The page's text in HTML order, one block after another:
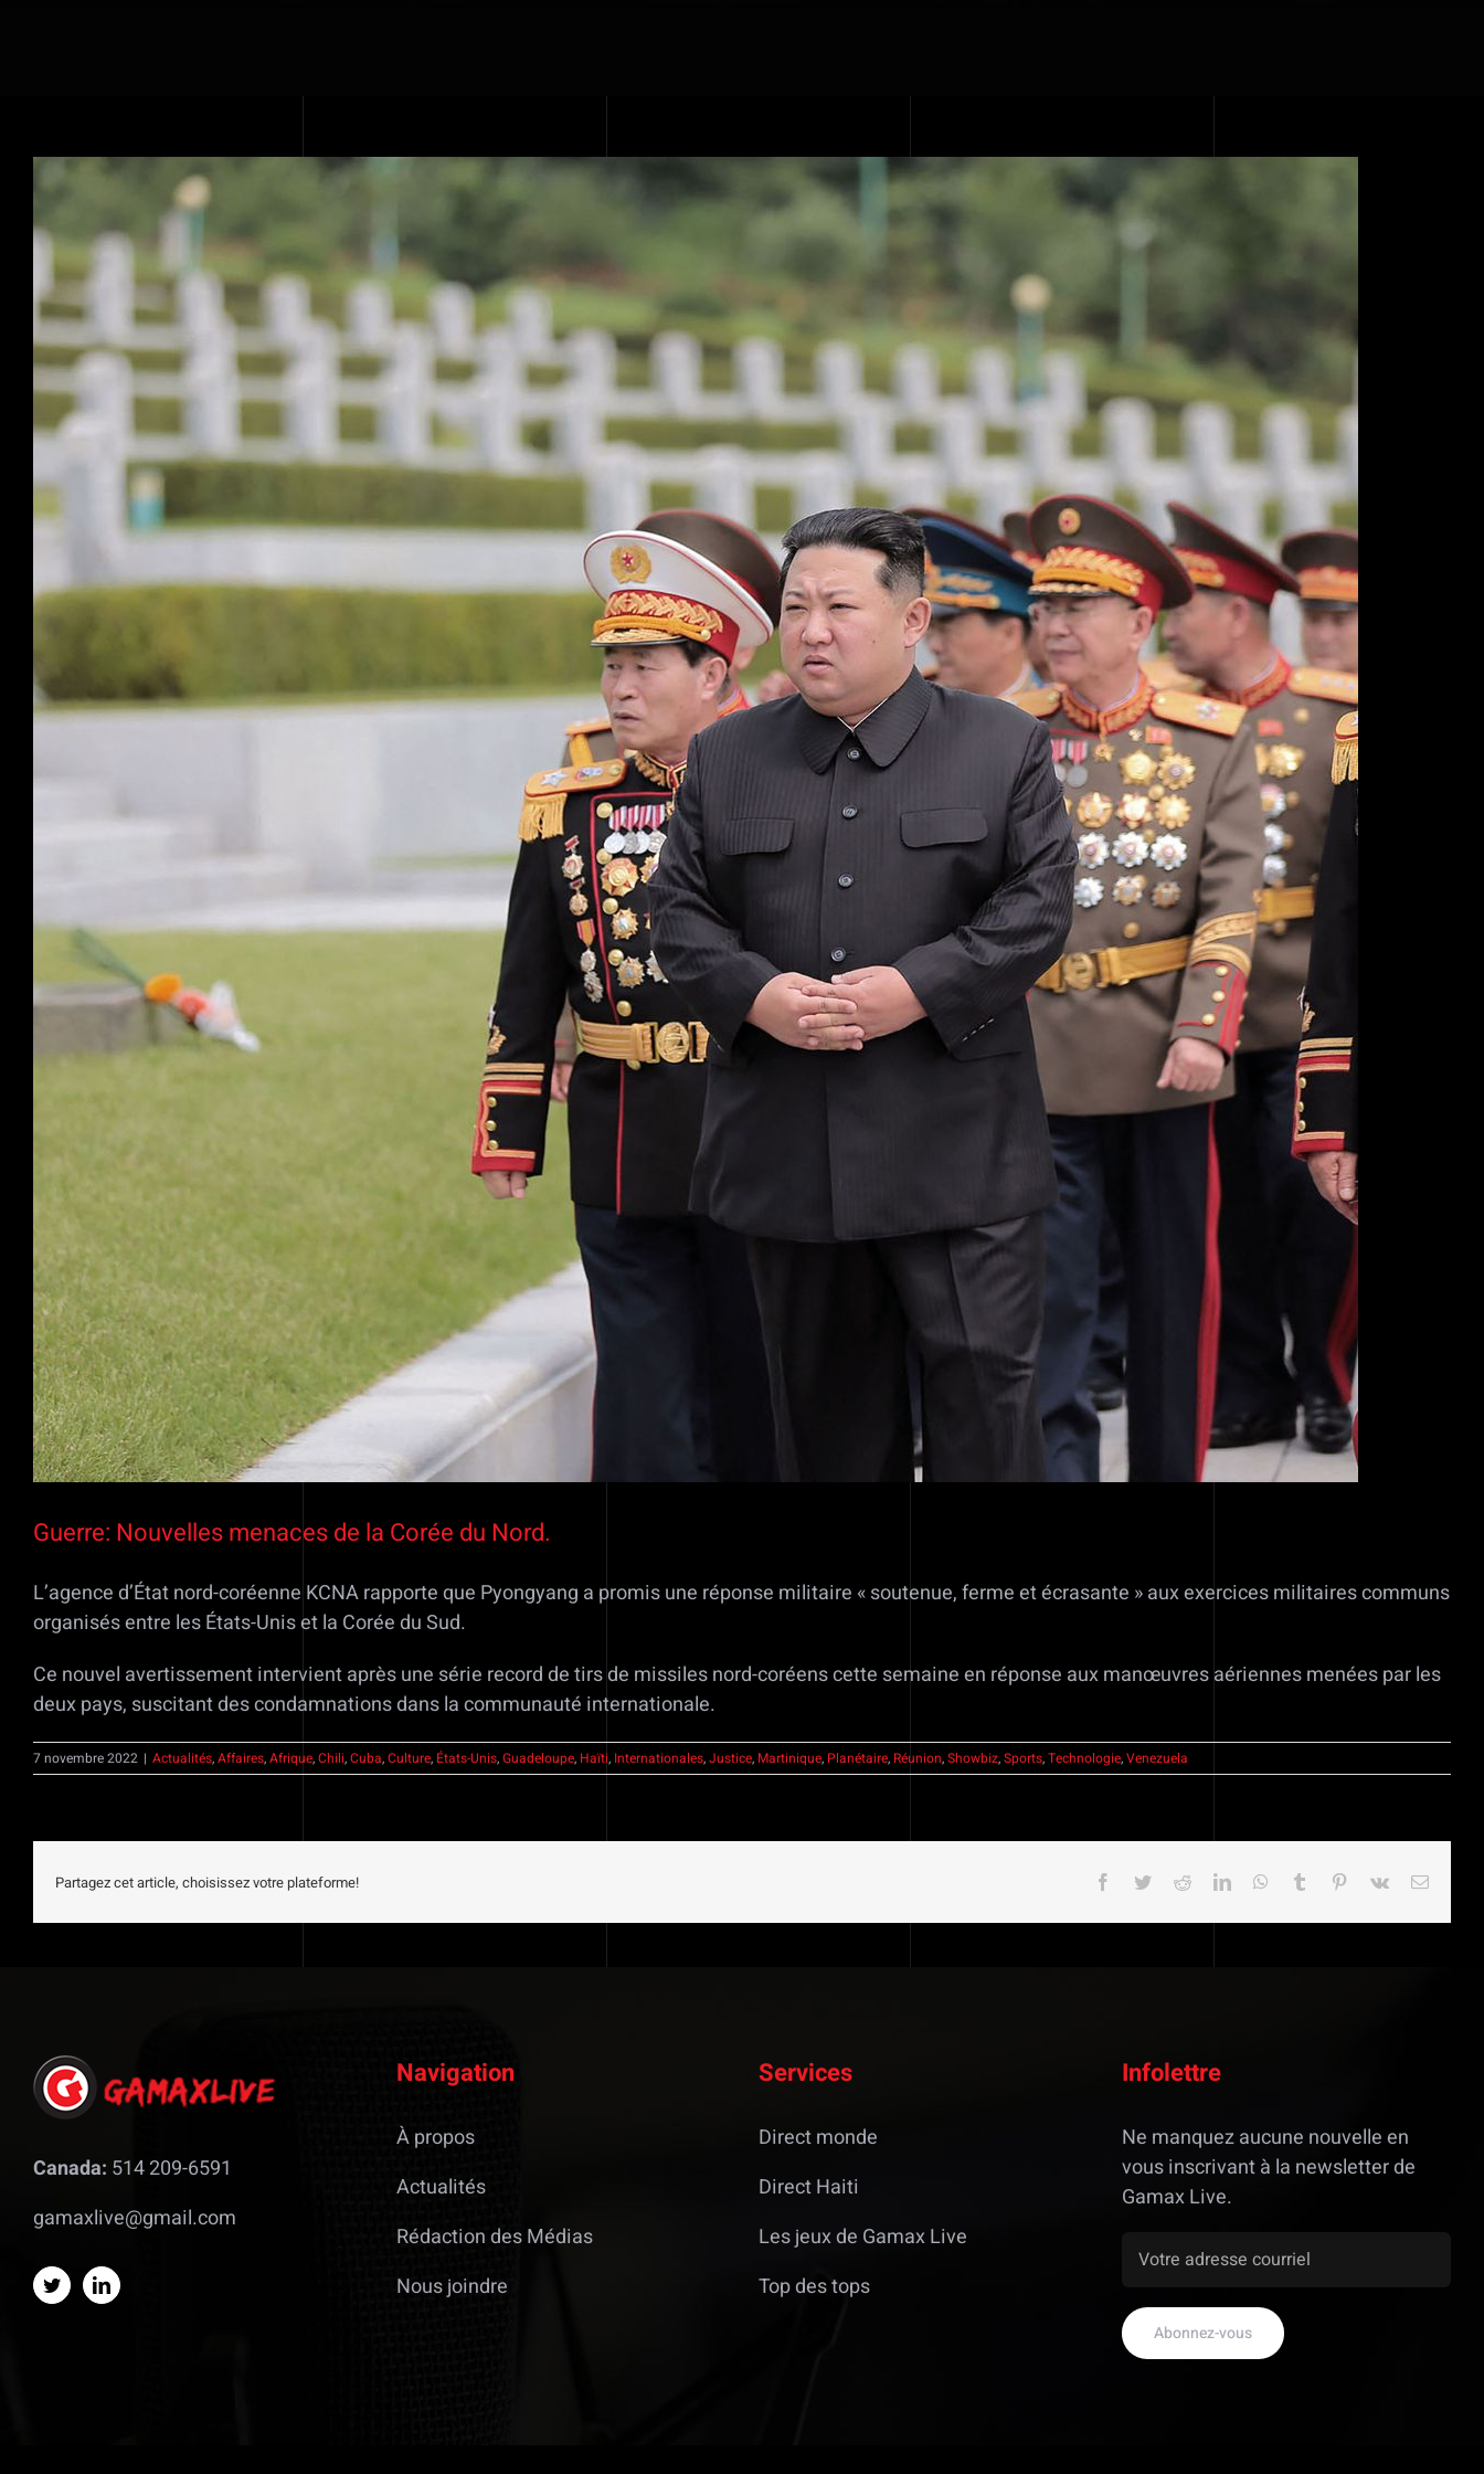
Voir
l'image
agrandie
Guerre: Nouvelles menaces de la Corée du Nord.
L’agence d’État nord-coréenne KCNA rapporte que Pyongyang a promis une réponse militaire « soutenue, ferme et écrasante » aux exercices militaires communs
organisés entre les États-Unis et la Corée du Sud.
Ce nouvel avertissement intervient après une série record de tirs de missiles nord-coréens cette semaine en réponse aux manœuvres aériennes menées par les
deux pays, suscitant des condamnations dans la communauté internationale.
7 novembre 2022 | Actualités,Affaires,Afrique,Chili,Cuba,Culture, États-Unis,Guadeloupe, Haïti, Internationales,Justice, Martinique, Planétaire, Réunion,Showbiz,Sports,Technologie,Venezuela
Partagez cet article, choisissez votre plateforme! Facebook
TwitterRedditLinkedInWhatsApp
Tumblr Pinterest
Vk Email
Canada: 514 209-6591
gamaxlive@gmail.com
Navigation
À propos
Actualités
Rédaction des Médias
Nous joindre
Services
Direct monde
Direct Haiti
Les jeux de Gamax Live
Top des tops
Infolettre
Ne manquez aucune nouvelle en
vous inscrivant à la newsletter de
Gamax Live.